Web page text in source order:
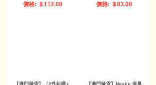
價格: ＄190.00 價格: ＄190.00
【澳門發貨】錦化成 迪士
【澳門發貨】錦化成 迪士